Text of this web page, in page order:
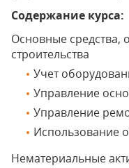
Содержание курса:
Основные средства,
строительства
Учет
Управление
Управление
Использование
Нематериальные